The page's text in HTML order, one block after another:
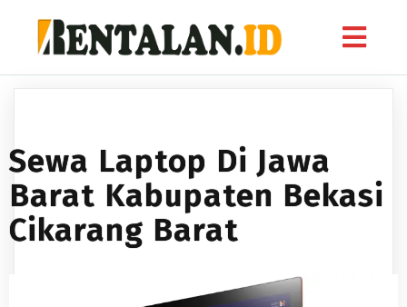
Sewa Laptop Di Jawa
Barat Kabupaten Bekasi
Cikarang Barat